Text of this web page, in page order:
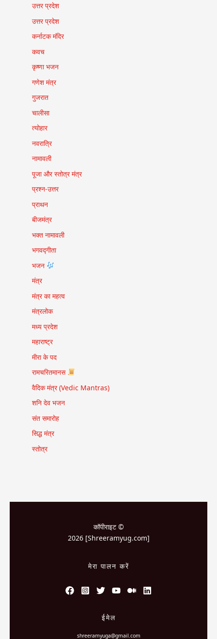
उत्तर प्रदेश
उत्तर प्रदेश
कर्नाटक मंदिर
कवच
कृष्णा भजन
गणेश मंत्र
गुजरात
चालीसा
त्योहार
नवरात्रि
नामावली
पूजा और स्तोत्र मंत्र
प्रश्न-उत्तर
प्राथन
बीजमंत्र
भक्त नामावली
भगवद्गीता
भजन
मंत्र
मंत्र का महत्व
मंत्रलोक
मध्य प्रदेश
महाराष्ट्र
मीरा के पद
रामचरितमानस
वैदिक मंत्र (Vedic Mantras)
शनि देव भजन
संत समारोह
सिद्ध मंत्र
स्तोत्र
कॉपीराइट ©
2026 [Shreeramyug.com]
मेरा पालन करें
ईमेल
shreeramyuga@gmail.com